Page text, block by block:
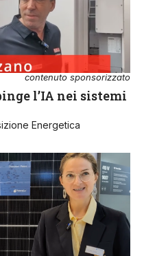
contenuto sponsorizzato
l’IA nei sistemi
Energetica